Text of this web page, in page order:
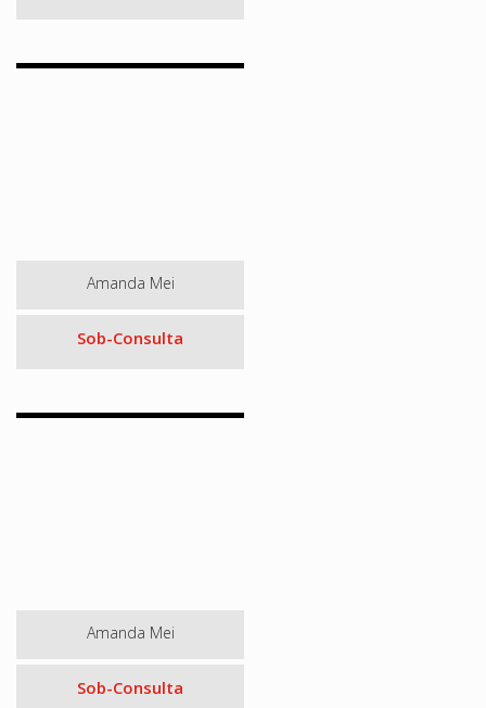
Amanda Mei
Sob-Consulta
Amanda Mei
Sob-Consulta